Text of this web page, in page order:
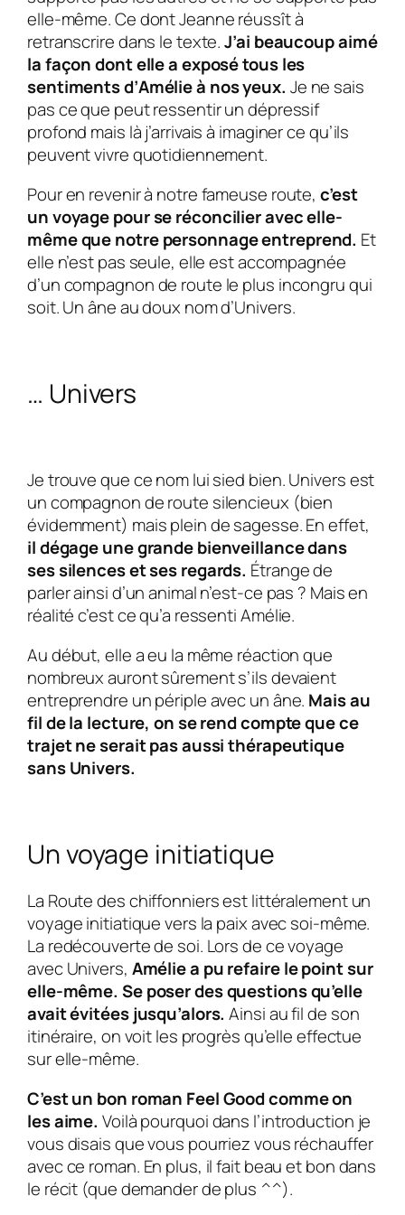
elle-même. Ce dont Jeanne réussît à
retranscrire dans le texte.J’ai beaucoup aimé
la façon dont elle a exposé tous les
sentiments d’Amélieà nos yeux. Je ne sais
pas ce que peut ressentir un dépressif
profond mais là j’arrivais à imaginer ce qu’ils
peuvent vivre quotidiennement.
Pour en revenir à notre fameuse route, c’est
un voyage pour se réconcilier avec elle-
même que notre personnage entreprend. Et
elle n’est pas seule, elle est accompagnée
d’un compagnon de route le plus incongru qui
soit. Un âne au doux nom d’Univers.
… Univers
Je trouve que ce nom lui sied bien.Universest
un compagnon de route silencieux (bien
évidemment) mais plein de sagesse. En effet,
il dégage une grande bienveillance dans
ses silences et ses regards. Étrange de
parler ainsi d’un animal n’est-ce pas ? Mais en
réalité c’est ce qu’a ressentiAmélie.
Au début, elle a eu la même réaction que
nombreux auront sûrement s’ils devaient
entreprendre un périple avec un âne. Mais au
fil de la lecture, on se rend compte que ce
trajet ne serait pas aussi thérapeutique
sansUnivers.
Un voyage initiatique
La Route des chiffonniers est littéralement un
voyage initiatique vers la paix avec soi-même.
La redécouverte de soi. Lors de ce voyage
avec Univers, Amélie a pu refaire le point sur
elle-même. Se poser des questions qu’elle
avait évitées jusqu’alors.Ainsi au fil de son
itinéraire, on voit les progrès qu’elle effectue
sur elle-même.
C’est un bon roman Feel Good comme on
les aime. Voilà pourquoi dans l’introduction je
vous disais que vous pourriez vous réchauffer
avec ce roman. En plus, il fait beau et bon dans
le récit (que demander de plus ^^).